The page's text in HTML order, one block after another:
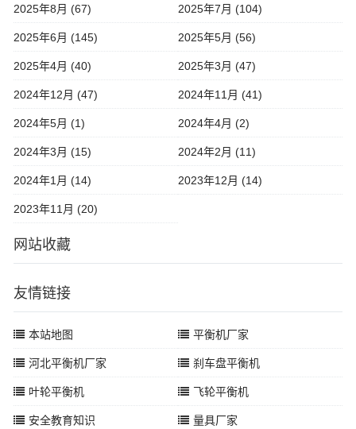
2025年8月 (67) 2025年7月 (104)
2025年6月 (145) 2025年5月 (56)
2025年4月 (40) 2025年3月 (47)
2024年12月 (47) 2024年11月 (41)
2024年5月 (1) 2024年4月 (2)
2024年3月 (15) 2024年2月 (11)
2024年1月 (14) 2023年12月 (14)
2023年11月 (20)
网站收藏
友情链接
本站地图 平衡机厂家
河北平衡机厂家 刹车盘平衡机
叶轮平衡机 飞轮平衡机
安全教育知识 量具厂家